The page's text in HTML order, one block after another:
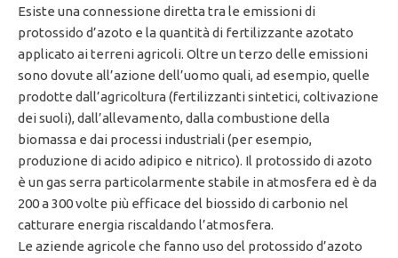
Esiste una connessione diretta tra le emissioni di
protossido d’azoto e la quantità di fertilizzante azotato
applicato ai terreni agricoli. Oltre un terzo delle emissioni
sono dovute all’azione dell’uomo quali, ad esempio, quelle
prodotte dall’agricoltura (fertilizzanti sintetici, coltivazione
dei suoli), dall’allevamento, dalla combustione della
biomassa e dai processi industriali (per esempio,
produzione di acido adipico e nitrico). Il protossido di azoto
è un gas serra particolarmente stabile in atmosfera ed è da
200 a 300 volte più efficace del biossido di carbonio nel
catturare energia riscaldando l’atmosfera.
Le aziende agricole che fanno uso del protossido d’azoto